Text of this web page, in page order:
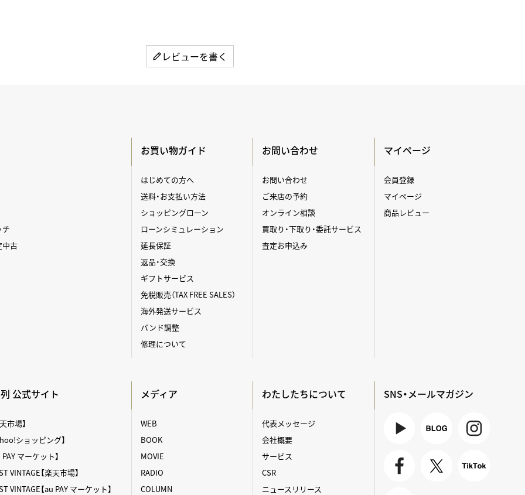
レビューを書く
中古
お買い物ガイド
はじめての方へ
送料・お支払い方法
ショッピングローン
ローンシミュレーション
延長保証
返品・交換
ギフトサービス
免税販売（TAX FREE SALES）
海外発送サービス
バンド調整
修理について
お問い合わせ
お問い合わせ
ご来店の予約
オンライン相談
買取り・下取り・委託サービス
査定お申込み
マイページ
会員登録
マイページ
商品レビュー
公式サイト
市場】
ショッピング】
マーケット】
VINTAGE【楽天市場】
VINTAGE【au PAY マーケット】
メディア
WEB
BOOK
MOVIE
RADIO
COLUMN
わたしたちについて
代表メッセージ
会社概要
サービス
CSR
ニュースリリース
SNS・メールマガジン